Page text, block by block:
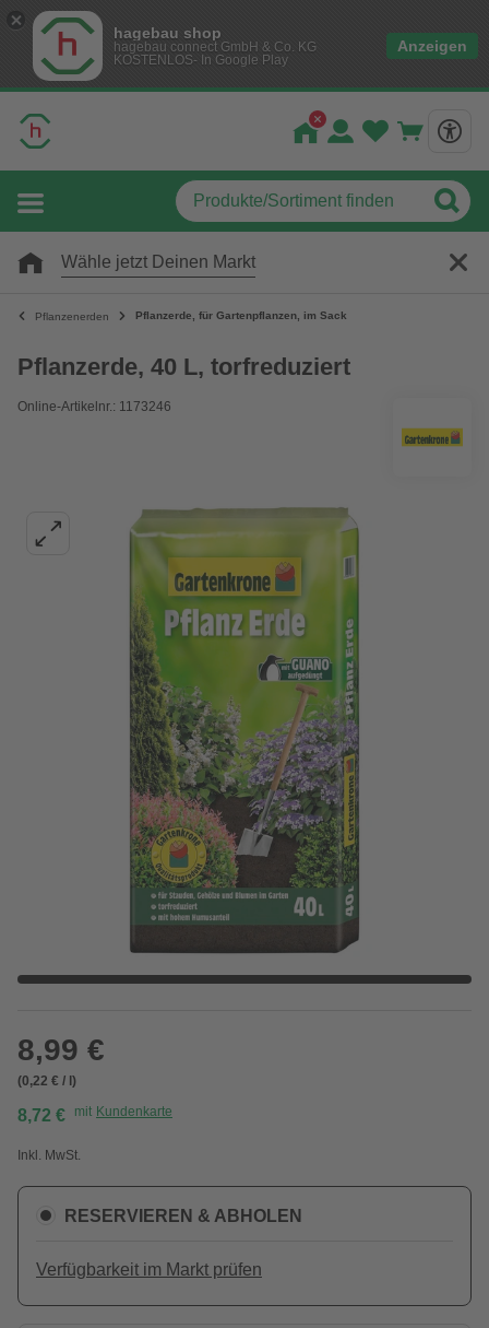
hagebau shop
hagebau connect GmbH & Co. KG
KOSTENLOS- In Google Play
Anzeigen
Wähle jetzt Deinen Markt
Pflanzenerden Pflanzerde, für Gartenpflanzen, im Sack
Pflanzerde, 40 L, torfreduziert
Online-Artikelnr.: 1173246
8,99 €
(0,22 € / l)
8,72 € mit Kundenkarte
Inkl. MwSt.
RESERVIEREN & ABHOLEN
Verfügbarkeit im Markt prüfen